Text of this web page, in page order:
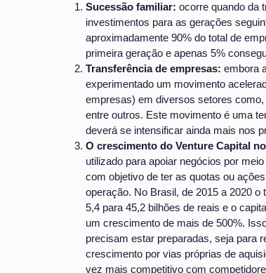
Sucessão familiar: ocorre quando da
investimentos para as gerações
aproximadamente 90% do total de
primeira geração e apenas 5%
Transferência de empresas: embora
experimentado um movimento
empresas) em diversos setores
entre outros. Este movimento é uma
deverá se intensificar ainda mais nos
O crescimento do Venture Capital
utilizado para apoiar negócios por
com objetivo de ter as quotas ou
operação. No Brasil, de 2015 a 2020
5,4 para 45,2 bilhões de reais e o
um crescimento de mais de 500%.
precisam estar preparadas, seja para
crescimento por vias próprias de
vez mais competitivo com